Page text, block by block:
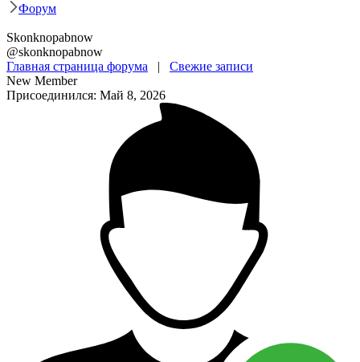
Форум
Skonknopabnow
@skonknopabnow
Главная страница форума | Свежие записи
New Member
Присоединился: Май 8, 2026